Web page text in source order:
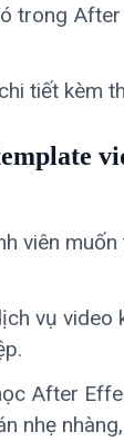
trong
tiết kèm
viên
vụ video
After
nhẹ